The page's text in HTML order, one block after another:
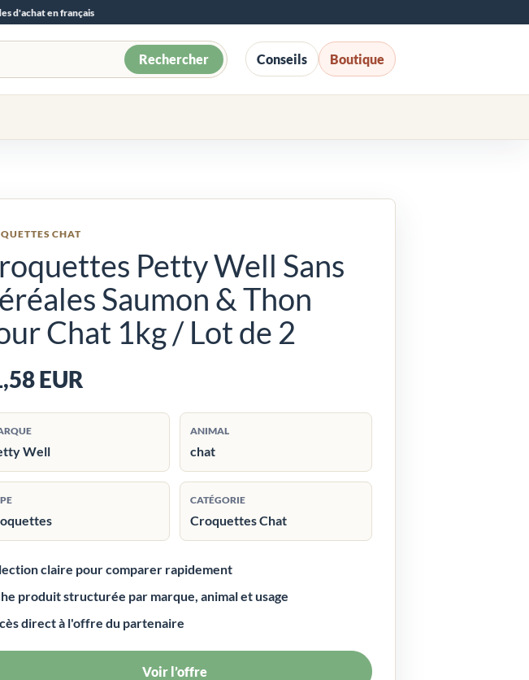
d'achat en français
Rechercher Conseils Boutique
CHAT
Petty Well Sans
Saumon & Thon
Chat 1kg / Lot de 2
EUR
Well
ANIMAL
chat
CATÉGORIE
Croquettes Chat
claire pour comparer rapidement
produit structurée par marque, animal et usage
direct à l'offre du partenaire
Voir l’offre